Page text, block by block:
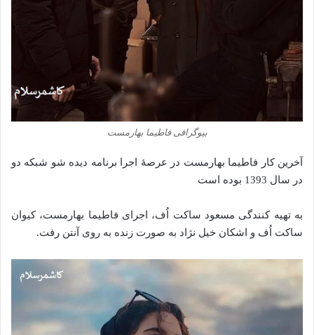
بیوگرافی فاطیما بهارمست
آخرین کار فاطیما بهارمست در عرصهٔ اجرا برنامه دیده شو شبکه دو
در سال 1393 بوده است
به تهیه کنندگی مسعود ساکت اُف، اجرای فاطیما بهارمست، کیوان
ساکت اُف و اشکان خیل نژاد به صورت زنده به روی آنتن رفت.